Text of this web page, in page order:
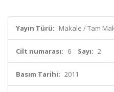
Yayın Türü: Makale / Tam
Cilt numarası: 6 Sayı: 2
Basım Tarihi: 2011